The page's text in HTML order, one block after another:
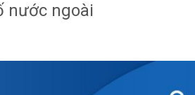
nước ngoài